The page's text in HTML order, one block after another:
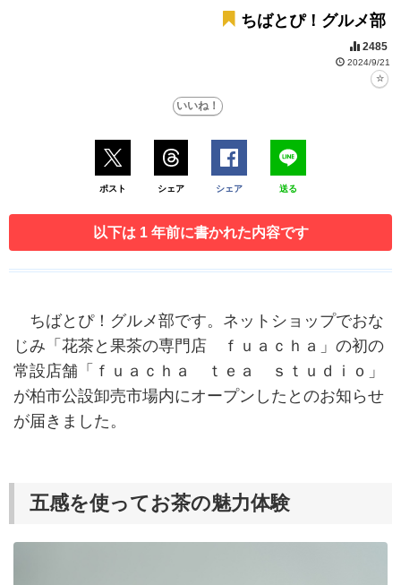
ちばとぴ！グルメ部
2485
2024/9/21
ポスト シェア シェア 送る
以下は 1 年前に書かれた内容です
ちばとぴ！グルメ部です。ネットショップでおな
じみ「花茶と果茶の専門店 ｆｕａｃｈａ」の初の
常設店舗「ｆｕａｃｈａ ｔｅａ ｓｔｕｄｉｏ」
が柏市公設卸売市場内にオープンしたとのお知らせ
が届きました。
五感を使ってお茶の魅力体験